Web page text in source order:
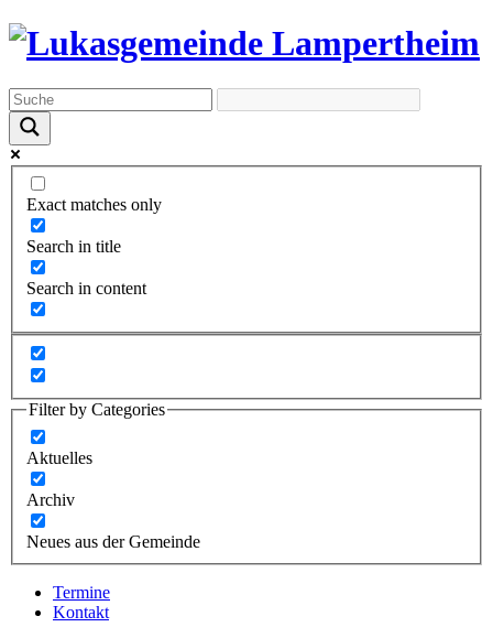
Exact matches only
Search in title
Search in content
Filter by Categories
Aktuelles
Archiv
Neues aus der Gemeinde
Termine
Kontakt